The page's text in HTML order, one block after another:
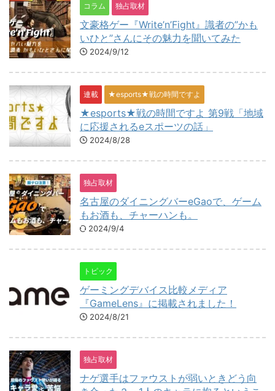
コラム 独占取材
文豪格ゲー『Write’n’Fight』識者の”かも
いひと”さんにその魅力を聞いてみた
2024/9/12
連載 ★esports★戦の時間ですよ
★esports★戦の時間ですよ 第9戦「地域
に応援されるeスポーツの話」
2024/8/28
独占取材
名古屋のダイニングバーeGaoで、ゲーム
もお酒も、チャーハンも。
2024/9/4
トピック
ゲーミングデバイス比較メディア
『GameLens』に掲載されました！
2024/8/21
独占取材
ナゲ選手はファウストが弱いときどう向